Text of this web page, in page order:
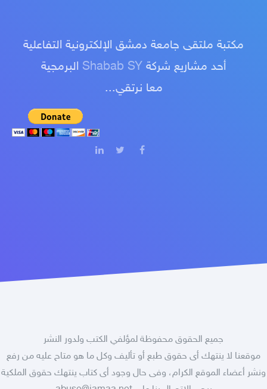
مكتبة ملتقى جامعة دمشق الإلكترونية التفاعلية
أحد مشاريع شركة Shabab SY البرمجية
معا نرتقي...
جميع الحقوق محفوظة لمؤلفي الكتب ولدور النشر
موقعنا لا ينتهك أى حقوق طبع أو تأليف وكل ما هو متاح عليه من رفع
ونشر أعضاء الموقع الكرام، وفى حال وجود أى كتاب ينتهك حقوق الملكية